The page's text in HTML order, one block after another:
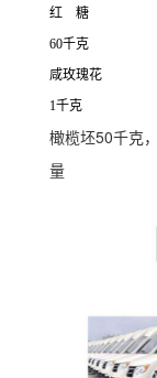
红 糖
60千克
咸玫瑰花
1千克
橄榄坯50千克
量